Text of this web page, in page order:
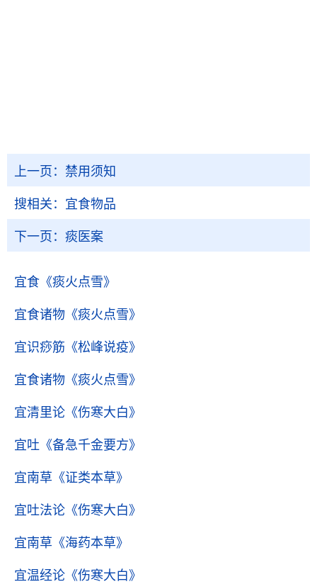
上一页： 禁用须知
搜相关： 宜食物品
下一页： 痰医案
宜食 《痰火点雪》
宜食诸物 《痰火点雪》
宜识痧筋 《松峰说疫》
宜食诸物 《痰火点雪》
宜清里论 《伤寒大白》
宜吐 《备急千金要方》
宜南草 《证类本草》
宜吐法论 《伤寒大白》
宜南草 《海药本草》
宜温经论 《伤寒大白》